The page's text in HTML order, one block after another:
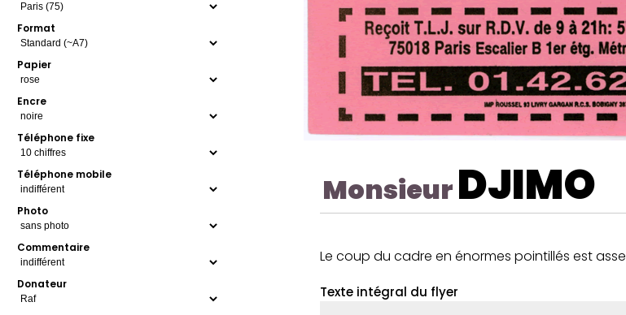
Format
Papier
Encre
Téléphone fixe
Téléphone mobile
Photo
Commentaire
Donateur
MonsieurDJIMO
Le coup du cadre en énormes pointillés est
Texte intégral du flyer